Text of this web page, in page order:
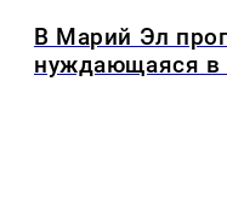
В Марий Эл
нуждающаяся в